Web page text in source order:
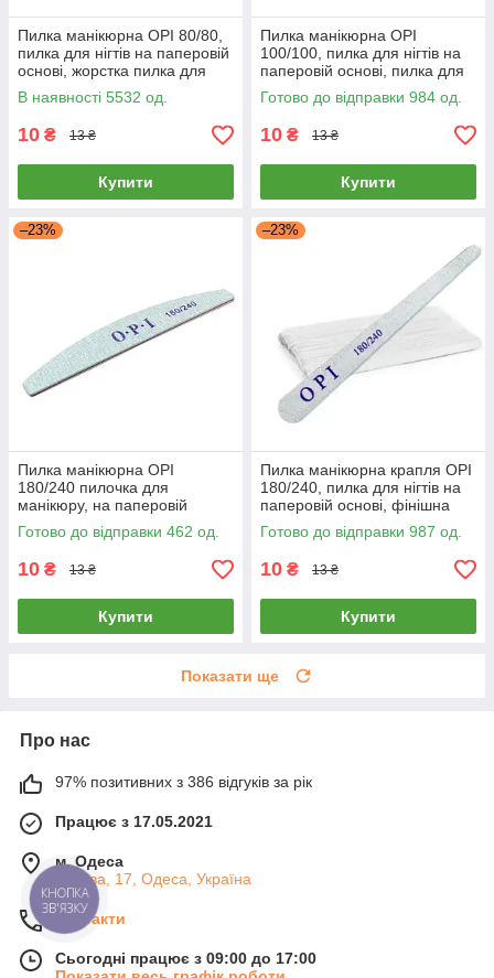
Пилка манікюрна OPI 80/80,
пилка для нігтів на паперовій
основі, жорстка пилка для
манікюру
В наявності 5532 од.
10 ₴ 13 ₴
Купити
Пилка манікюрна OPI
100/100, пилка для нігтів на
паперовій основі, пилка для
манікюру
Готово до відправки 984 од.
10 ₴ 13 ₴
Купити
–23%
Пилка манікюрна OPI
180/240 пилочка для
манікюру, на паперовій
основі, пилка для нігтів
Готово до відправки 462 од.
10 ₴ 13 ₴
Купити
–23%
Пилка манікюрна крапля OPI
180/240, пилка для нігтів на
паперовій основі, фінішна
пилочка для манікюру
Готово до відправки 987 од.
10 ₴ 13 ₴
Купити
Показати ще
Про нас
97% позитивних з 386 відгуків за рік
Працює з 17.05.2021
м. Одеса
Базова, 17, Одеса, Україна
Контакти
Сьогодні працює з 09:00 до 17:00
КНОПКА
ЗВ'ЯЗКУ